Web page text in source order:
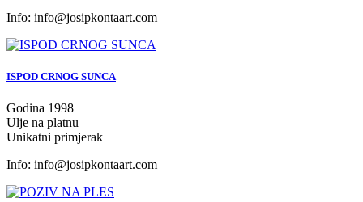
Info: info@josipkontaart.com
ISPOD CRNOG SUNCA
Godina 1998
Ulje na platnu
Unikatni primjerak
Info: info@josipkontaart.com